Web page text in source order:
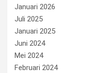
Januari 2026
Juli 2025
Januari 2025
Juni 2024
Mei 2024
Februari 2024